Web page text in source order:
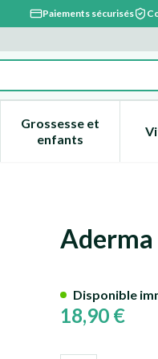
Paiements sécurisés
Beauté, soins et
menu pour la
Grossesse et
enfantsAfficher le
18,90 €
Disponible